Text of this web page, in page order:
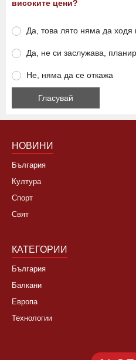
високите цени?
Да, това лято няма да ходя
Да, не си заслужава,
Не, няма да се откажа
НОВИНИ
България
Култура
Спорт
Свят
КАТЕГОРИИ
България
Балкани
Европа
Технологии